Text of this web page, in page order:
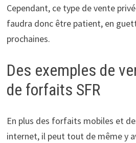
Cependant, ce type de vente
faudra donc être patient, en
prochaines.
Des exemples de
de forfaits SFR
En plus des forfaits mobiles et
internet, il peut tout de même y